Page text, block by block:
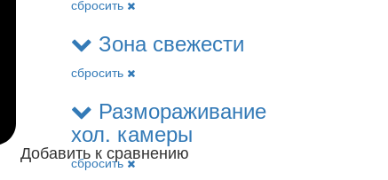
Добавить к сравнению
сбросить
Зона свежести
сбросить
Размораживание
хол. камеры
сбросить